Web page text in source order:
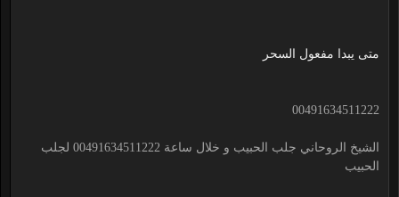
متى يبدا مفعول السحر
00491634511222
الشيخ الروحاني جلب الحبيب و خلال ساعة 00491634511222 لجلب
الحبيب